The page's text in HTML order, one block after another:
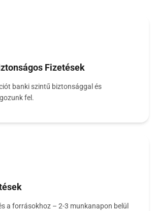
Fizetések
banki szintű biztonsággal és
fel.
a forrásokhoz – 2-3 munkanapon belül